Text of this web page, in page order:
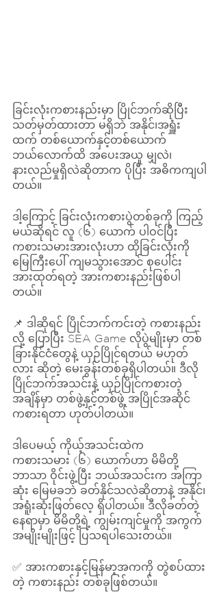
ခြင်းလုံးကစားနည်းမှာ ပြိုင်ဘက်ဆိုပြီး
သတ်မှတ်ထားတာ မရှိဘဲ အနိုင်၊အရှူံး
ထက် တစ်ယောက်နှင့်တစ်ယောက်
ဘယ်လောက်ထိ အပေးအယူ မျှလဲ၊
နားလည်မှုရှိလဲဆိုတာက ပိုပြီး အဓိကကျပါ
တယ်။
ဒါ့ကြောင့် ခြင်းလုံးကစားပွဲတစ်ခုကို ကြည့်
မယ်ဆိုရင် လူ (၆) ယောက် ပါဝင်ပြီး
ကစားသမားအားလုံးဟာ ထိုခြင်းလုံးကို
မြေကြီးပေါ် ကျမသွားအောင် စုပေါင်း
အားထုတ်ရတဲ့ အားကစားနည်းဖြစ်ပါ
တယ်။
📌 ဒါဆိုရင် ပြိုင်ဘက်ကင်းတဲ့ ကစားနည်း
လို့ ပြောပြီး SEA Game လိုပွဲမျိုးမှာ တစ်
ခြားနိုင်ငံတွေနဲ့ ယှဉ်ပြိုင်ရတယ် မဟုတ်
လား ဆိုတဲ့ မေးခွန်းတစ်ခုရှိပါတယ်။ ဒီလို
ပြိုင်ဘက်အသင်းနဲ့ ယှဉ်ပြိုင်ကစားတဲ့
အချိန်မှာ တစ်ဖွဲ့နှင့်တစ်ဖွဲ့ အပြိုင်အဆိုင်
ကစားရတာ ဟုတ်ပါတယ်။
ဒါပေမယ့် ကိုယ့်အသင်းထဲက
ကစားသမား (၆) ယောက်ဟာ မိမိတို့
ဘာသာ ဝိုင်းဖွဲ့ပြီး ဘယ်အသင်းက အကြာ
ဆုံး မြေမခဘဲ ခတ်နိုင်သလဲဆိုတာနဲ့ အနိုင်၊
အရူံးဆုံးဖြတ်လေ့ ရှိပါတယ်။ ဒီလိုခတ်တဲ့
နေရာမှာ မိမိတို့ရဲ့ ကျွမ်းကျင်မှုကို အကွက်
အမျိုးမျိုးဖြင့် ပြသရပါသေးတယ်။
✅ အားကစားနှင့်မြန်မာ့အကကို တွဲစပ်ထား
တဲ့ ကစားနည်း တစ်ခုဖြစ်တယ်။